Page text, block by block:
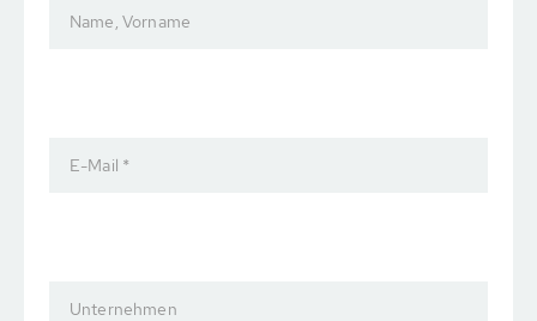
Name, Vorname
E-Mail *
Unternehmen